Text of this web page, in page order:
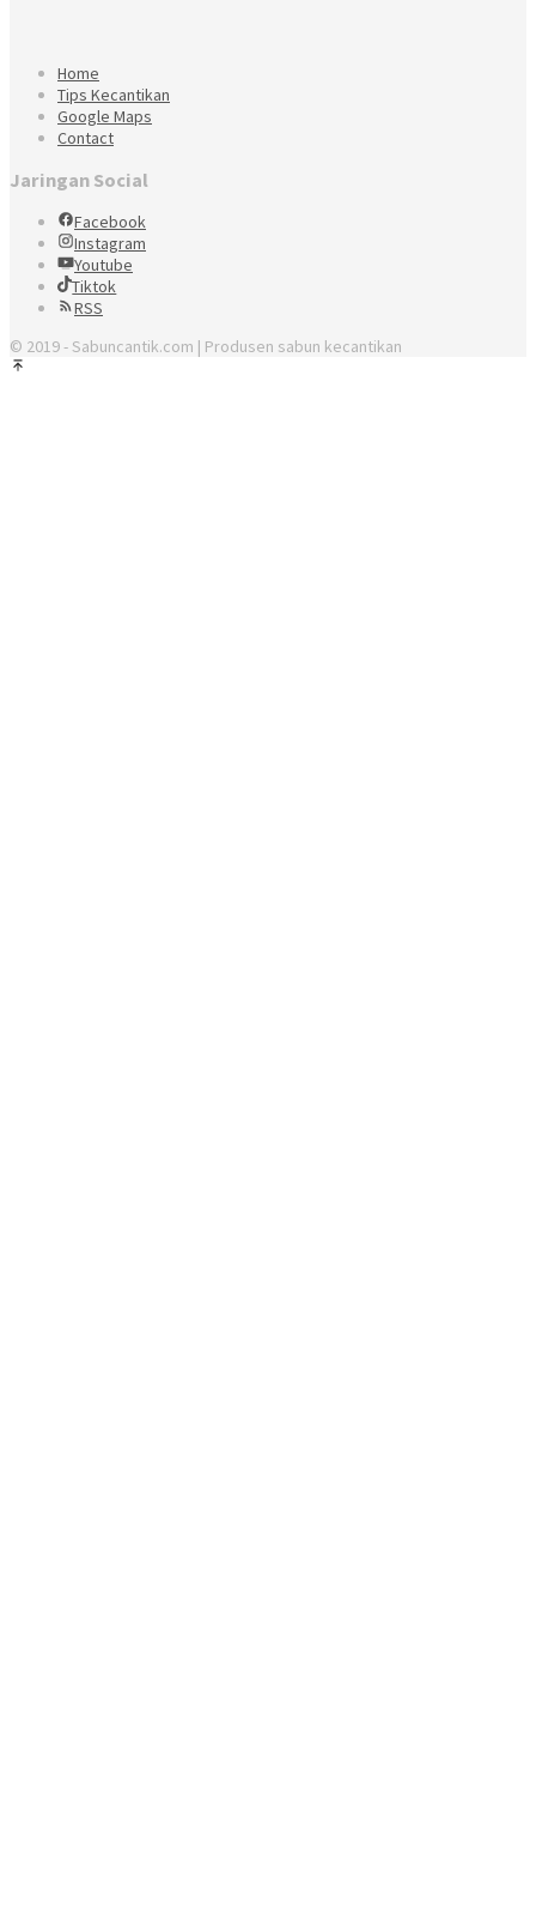
Home
Tips Kecantikan
Google Maps
Contact
Jaringan Social
Facebook
Instagram
Youtube
Tiktok
RSS
© 2019 - Sabuncantik.com | Produsen sabun kecantikan